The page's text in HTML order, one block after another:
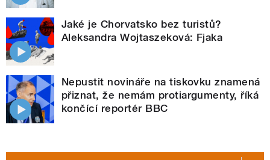
Jaké je Chorvatsko bez turistů?
Aleksandra Wojtaszeková: Fjaka
Nepustit novináře na tiskovku znamená
přiznat, že nemám protiargumenty, říká
končící reportér BBC